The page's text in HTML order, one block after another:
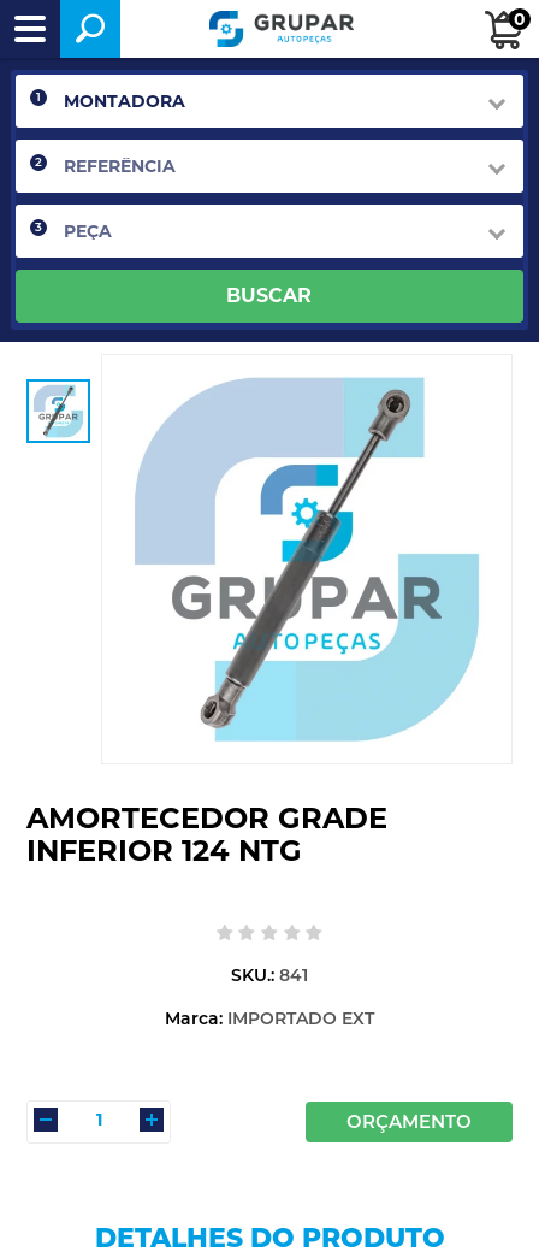
0
1
2
3
BUSCAR
AMORTECEDOR GRADE
INFERIOR 124 NTG
SKU.: 841
Marca: IMPORTADO EXT
ORÇAMENTO
DETALHES DO PRODUTO